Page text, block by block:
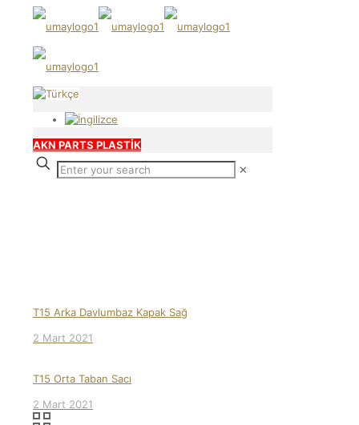
AKN PARTS PLASTİK
✕
T15 Arka Davlumbaz Kapak Sağ
2 Mart 2021
T15 Orta Taban Sacı
2 Mart 2021